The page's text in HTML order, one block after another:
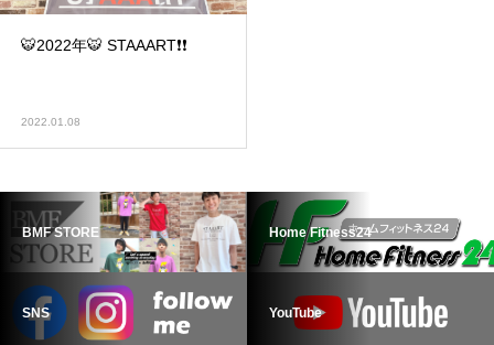
🐯2022年🐯 STAAART❗️❗️
2022.01.08
BMF STORE Home Fitness24
SNS YouTube